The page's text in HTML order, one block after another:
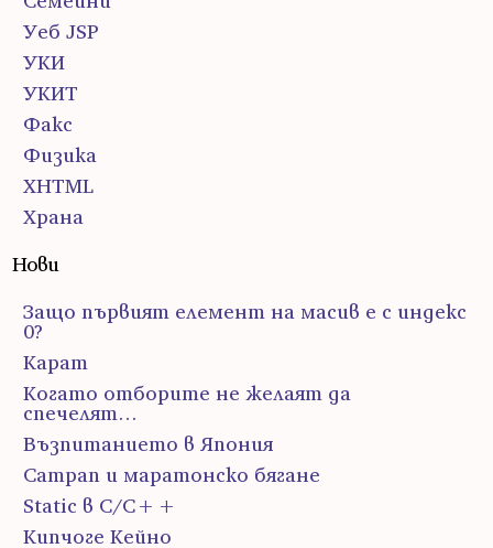
Уеб JSP
УКИ
УКИТ
Факс
Физика
ХHTML
Храна
Нови
Защо първият елемент на масив е с индекс
0?
Карат
Когато отборите не желаят да
спечелят…
Възпитанието в Япония
Сатрап и маратонско бягане
Static в C/C++
Кипчоге Кейно